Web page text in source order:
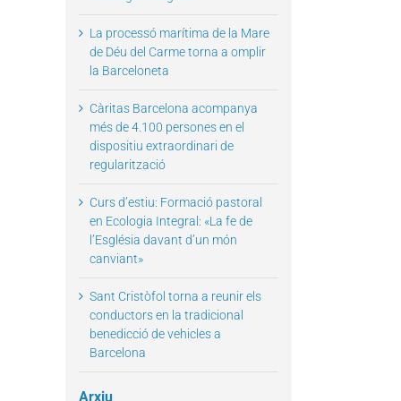
La processó marítima de la Mare
de Déu del Carme torna a omplir
la Barceloneta
Càritas Barcelona acompanya
més de 4.100 persones en el
dispositiu extraordinari de
regularització
Curs d’estiu: Formació pastoral
en Ecologia Integral: «La fe de
l’Església davant d’un món
canviant»
Sant Cristòfol torna a reunir els
conductors en la tradicional
benedicció de vehicles a
Barcelona
Arxiu